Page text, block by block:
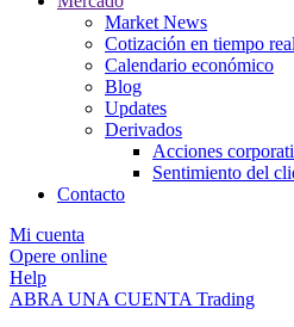
Market News
Cotización en tiempo real
Calendario económico
Blog
Updates
Derivados
Acciones
Sentimiento del
Contacto
Mi cuenta
Opere online
Help
ABRA UNA CUENTA Trading